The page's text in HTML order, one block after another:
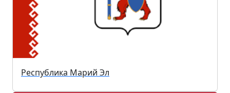
Республика Марий Эл